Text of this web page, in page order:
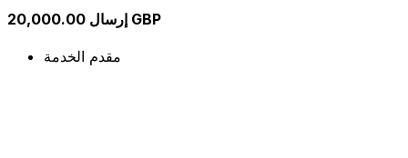
إرسال 20,000.00 GBP
مقدم الخدمة